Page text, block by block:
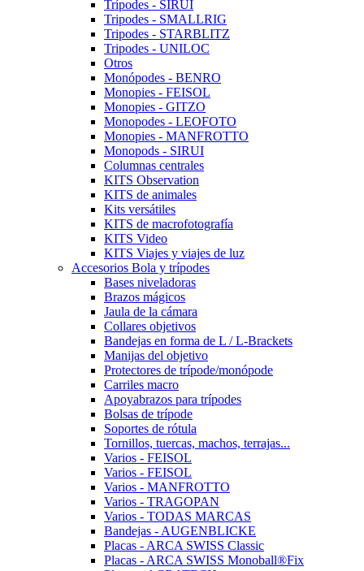
Trípodes - SIRUI
Tripodes - SMALLRIG
Tripodes - STARBLITZ
Tripodes - UNILOC
Otros
Monópodes - BENRO
Monopies - FEISOL
Monopies - GITZO
Monopodes - LEOFOTO
Monopies - MANFROTTO
Monopods - SIRUI
Columnas centrales
KITS Observation
KITS de animales
Kits versátiles
KITS de macrofotografía
KITS Video
KITS Viajes y viajes de luz
Accesorios Bola y trípodes
Bases niveladoras
Brazos mágicos
Jaula de la cámara
Collares objetivos
Bandejas en forma de L / L-Brackets
Manijas del objetivo
Protectores de trípode/monópode
Carriles macro
Apoyabrazos para trípodes
Bolsas de trípode
Soportes de rótula
Tornillos, tuercas, machos, terrajas...
Varios - FEISOL
Varios - FEISOL
Varios - MANFROTTO
Varios - TRAGOPAN
Varios - TODAS MARCAS
Bandejas - AUGENBLICKE
Placas - ARCA SWISS Classic
Placas - ARCA SWISS Monoball®Fix